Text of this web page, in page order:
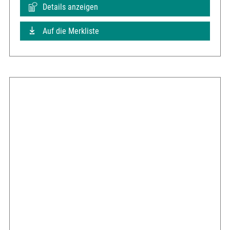
Details anzeigen
Auf die Merkliste